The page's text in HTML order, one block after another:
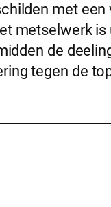
met
metselwerk
de
tegen de